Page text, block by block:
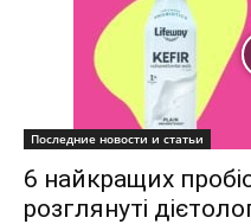
Последние новости и статьи
6 найкращих
розглянуті